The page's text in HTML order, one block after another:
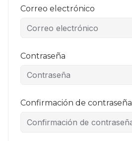
Correo electrónico
Contraseña
Confirmación de contraseña